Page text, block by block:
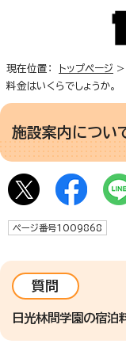
現在位置： トップページ >
料金はいくらでしょうか。
施設案内につい
ページ番号1009868
質問
日光林間学園の宿泊